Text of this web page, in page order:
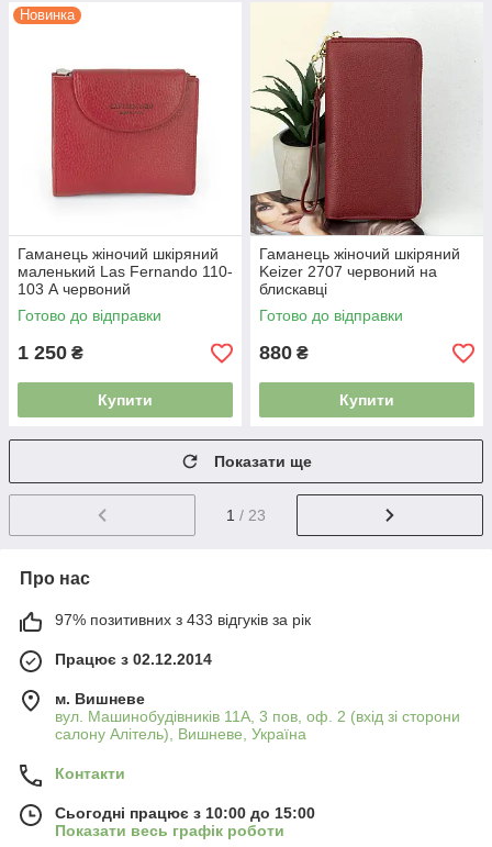
Новинка
Гаманець жіночий шкіряний
маленький Las Fernando 110-
103 А червоний
Готово до відправки
1 250 ₴
Купити
Гаманець жіночий шкіряний
Keizer 2707 червоний на
блискавці
Готово до відправки
880 ₴
Купити
Показати ще
1 / 23
Про нас
97% позитивних з 433 відгуків за рік
Працює з 02.12.2014
м. Вишневе
вул. Машинобудівників 11А, 3 пов, оф. 2 (вхід зі сторони
салону Алітель), Вишневе, Україна
Контакти
Сьогодні працює з 10:00 до 15:00
Показати весь графік роботи